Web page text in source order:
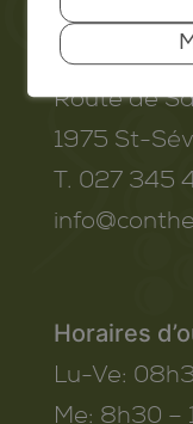
Commune
Route de
1975 St-
T. 027 345
Horaires
Lu-Ve:
Me: 8h30 –